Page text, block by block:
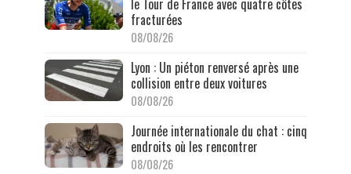
le Tour de France avec quatre côtes
fracturées
08/08/26
Lyon : Un piéton renversé après une
collision entre deux voitures
08/08/26
Journée internationale du chat : cinq
endroits où les rencontrer
08/08/26